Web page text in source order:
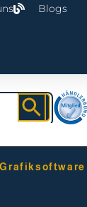
Blogs
Grafiksoftware